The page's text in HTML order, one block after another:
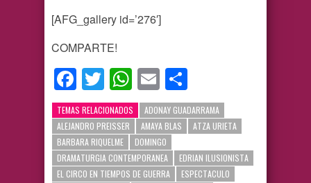
[AFG_gallery id=’276′]
COMPARTE!
Facebook
TwitterWhatsApp
Email
TEMAS RELACIONADOS
ADONAY GUADARRAMA
ALEJANDRO PREISSER
AMAYA BLAS
ATZA URIETA
BARBARA RIQUELME
DOMINGO
DRAMATURGIA CONTEMPORANEA
EDRIAN ILUSIONISTA
EL CIRCO EN TIEMPOS DE GUERRA
ESPECTACULO